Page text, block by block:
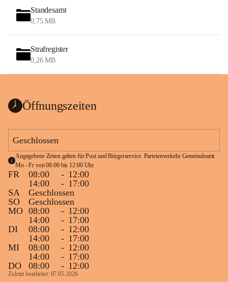
Standesamt
0,75 MB
Strafregister
0,26 MB
Öffnungszeiten
Geschlossen
Angegebene Zeiten gelten für Post und Bürgerservice. Parteienverkehr Gemeindeamt
Mo - Fr von 08:00 bis 12:00 Uhr.
FR 08:00 - 12:00
14:00
- 17:00
SA
Geschlossen
SO
Geschlossen
MO 08:00 - 12:00
14:00
- 17:00
DI
08:00 - 12:00
14:00
- 17:00
MI
08:00 - 12:00
14:00
- 17:00
DO
08:00 - 12:00
Zuletzt bearbeitet: 07.05.2026